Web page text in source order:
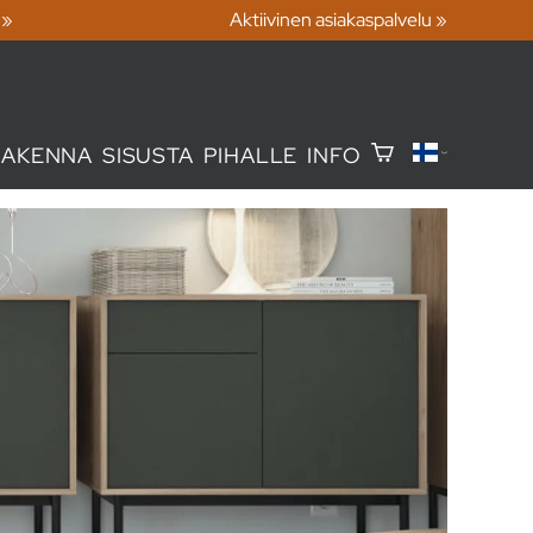
Aktiivinen asiakaspalvelu »
SISUSTA PIHALLE INFO